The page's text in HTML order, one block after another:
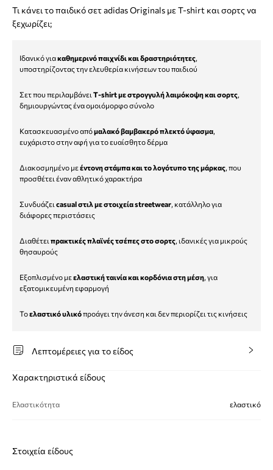
Τι κάνει το παιδικό σετ adidas Originals με T-shirt και σορτς να
ξεχωρίζει;
Ιδανικό γιακαθημερινό παιχνίδι και δραστηριότητες,
υποστηρίζοντας την ελευθερία κινήσεων του παιδιού
Σετ που περιλαμβάνει T-shirt με στρογγυλή λαιμόκοψη και σορτς,
δημιουργώντας ένα ομοιόμορφο σύνολο
Κατασκευασμένο απόμαλακό βαμβακερό πλεκτό ύφασμα,
ευχάριστο στην αφή για το ευαίσθητο δέρμα
Διακοσμημένο μεέντονη στάμπα και το λογότυπο της μάρκας, που
προσθέτει έναν αθλητικό χαρακτήρα
Συνδυάζει casual στιλ με στοιχεία streetwear, κατάλληλο για
διάφορες περιστάσεις
Διαθέτει πρακτικές πλαϊνές τσέπες στο σορτς, ιδανικές για μικρούς
θησαυρούς
Εξοπλισμένο μεελαστική ταινία και κορδόνια στη μέση, για
εξατομικευμένη εφαρμογή
Τοελαστικό υλικόπροάγει την άνεση και δεν περιορίζει τις κινήσεις
Λεπτομέρειες για το είδος
Χαρακτηριστικά είδους
Ελαστικότητα ελαστικό
Στοιχεία είδους